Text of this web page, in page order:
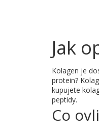
Jak
Kolagen je
protein?
kupujete
peptidy.
Co